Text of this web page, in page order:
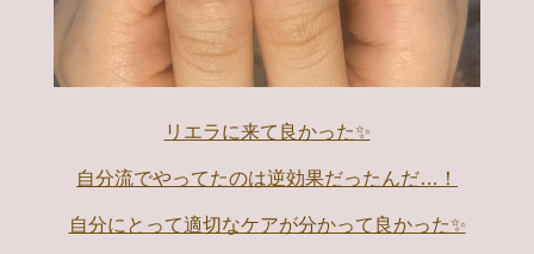
リエラに来て良かった✨️
自分流でやってたのは逆効果だったんだ…！
自分にとって適切なケアが分かって良かった✨️